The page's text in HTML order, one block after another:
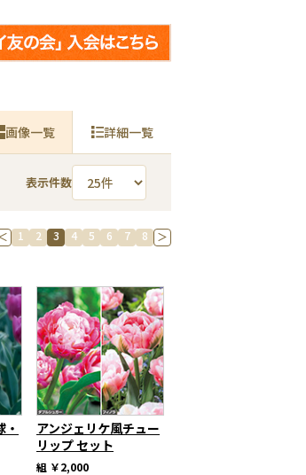
画像一覧 詳細一覧
表示件数
1 2 3 4 5 6 7 8 ＞
アンジェリケ風チュー
リップ セット
組 ￥2,000